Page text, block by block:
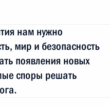
нам нужно
мир и безопасность
появления новых
споры решать